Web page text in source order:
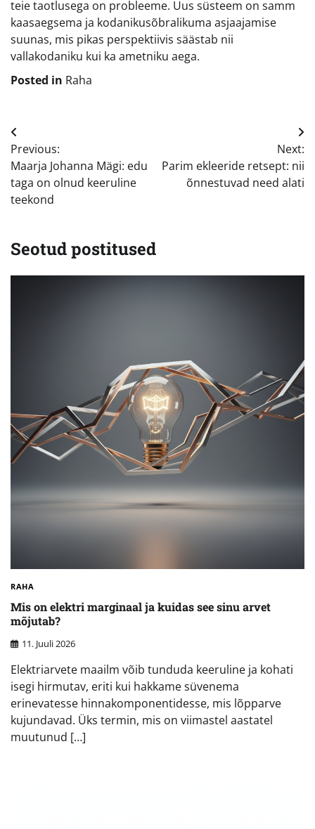
teie taotlusega on probleeme. Uus süsteem on samm
kaasaegsema ja kodanikusõbralikuma asjaajamise
suunas, mis pikas perspektiivis säästab nii
vallakodaniku kui ka ametniku aega.
Posted in Raha
Navigeerimine
Previous:
Maarja Johanna Mägi: edu
taga on olnud keeruline
teekond
Next:
Parim ekleeride retsept: nii
õnnestuvad need alati
Seotud postitused
RAHA
Mis on elektri marginaal ja kuidas see sinu arvet
mõjutab?
11. Juuli 2026
Elektriarvete maailm võib tunduda keeruline ja kohati
isegi hirmutav, eriti kui hakkame süvenema
erinevatesse hinnakomponentidesse, mis lõpparve
kujundavad. Üks termin, mis on viimastel aastatel
muutunud […]